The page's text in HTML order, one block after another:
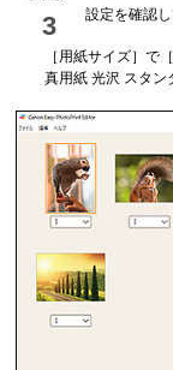
3 設定を確認
［ 用紙サイズ］で［
真用紙 光沢 スタン